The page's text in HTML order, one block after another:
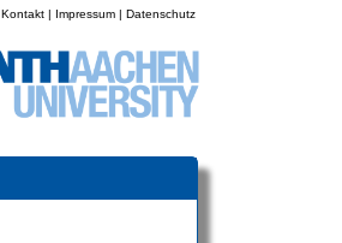
Kontakt | Impressum | Datenschutz